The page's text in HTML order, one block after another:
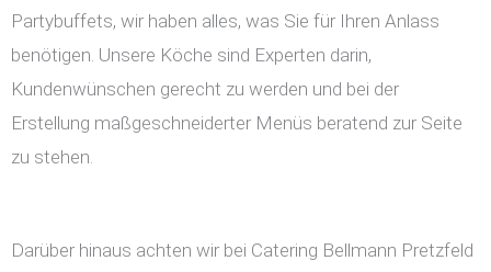
Partybuffets, wir haben alles, was Sie für Ihren Anlass
benötigen. Unsere Köche sind Experten darin,
Kundenwünschen gerecht zu werden und bei der
Erstellung maßgeschneiderter Menüs beratend zur Seite
zu stehen.
Darüber hinaus achten wir bei Catering Bellmann Pretzfeld